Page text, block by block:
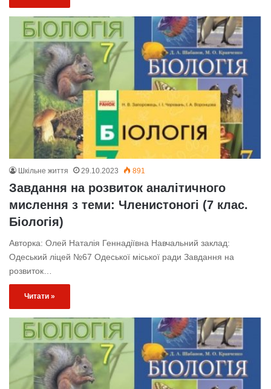
Шкільне життя 29.10.2023 891
Завдання на розвиток аналітичного
мислення з теми: Членистоногі (7 клас.
Біологія)
Авторка: Олей Наталія Геннадіївна Навчальний заклад:
Одеський ліцей №67 Одеської міської ради Завдання на
розвиток…
Читати »